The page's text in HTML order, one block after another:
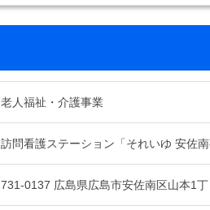
老人福祉・介護事業
訪問看護ステーション「それいゆ 安佐
731-0137 広島県広島市安佐南区山本1